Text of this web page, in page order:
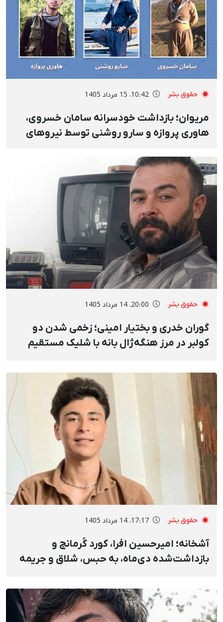
حقوق بشر 20:00، 14 مرداد 1405
گوران خدری و بختیار امینی؛ زخمی شدن دو
کولبر در مرز هنگه‌ژال بانه با شلیک مستقیم
حقوق بشر 17:17، 14 مرداد 1405
آشخانه؛ امیرحسین افرا، کورد کُرمانج و
بازداشت‌شده دی‌ماه، به حبس، شلاق و جریمه
حقوق بشر 10:42، 15 مرداد 1405
مریوان؛ بازداشت‌ خودسرانه سامان خسروی،
هاوری پروازه و سارو روشنی توسط نیروهای